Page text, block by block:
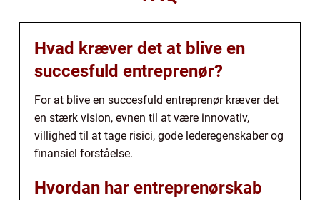
Hvad kræver det at blive en
succesfuld entreprenør?
For at blive en succesfuld entreprenør kræver det
en stærk vision, evnen til at være innovativ,
villighed til at tage risici, gode lederegenskaber og
finansiel forståelse.
Hvordan har entreprenørskab